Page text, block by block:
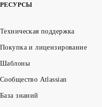
РЕСУРСЫ
Техническая поддержка
Покупка и лицензирование
Шаблоны
Сообщество Atlassian
База знаний